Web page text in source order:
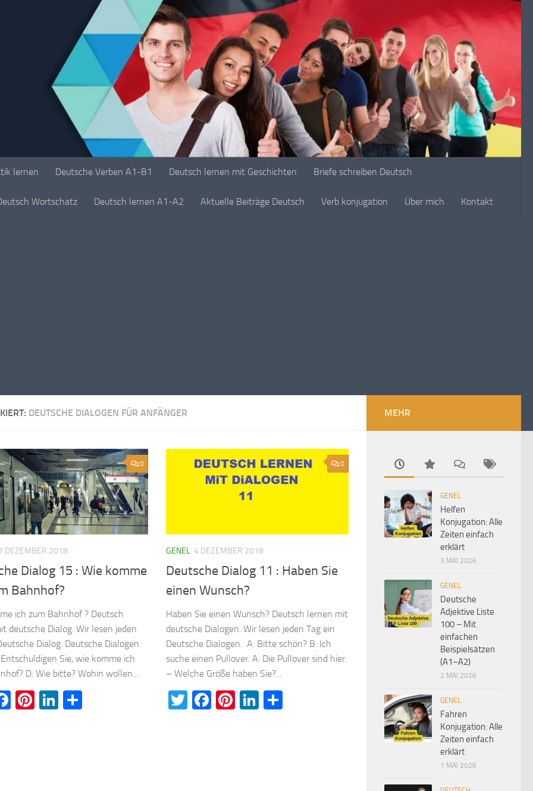
lernen Deutsche Verben A1-B1 Deutsch lernen mit Geschichten Briefe schreiben Deutsch
Wortschatz Deutsch lernen A1-A2 Aktuelle Beiträge Deutsch Verb konjugation Über mich Kontakt
DEUTSCHE DIALOGEN FÜR ANFÄNGER
0
DEZEMBER 2018
Dialog 15 : Wie komme
Bahnhof?
ich zum Bahnhof ? Deutsch
deutsche Dialog. Wir lesen jeden
Dialog. Deutsche Dialogen
Sie, wie komme ich
D: Wie bitte? Wohin wollen...
Facebook
Pinterest
LinkedIn
0
GENEL 4 DEZEMBER 2018
Deutsche Dialog 11 : Haben Sie
einen Wunsch?
Haben Sie einen Wunsch? Deutsch lernen mit
deutsche Dialogen. Wir lesen jeden Tag ein
Deutsche Dialogen. A: Bitte schön? B: Ich
suche einen Pullover. A: Die Pullover sind hier.
– Welche Größe haben Sie?...
Twitter
Facebook
Pinterest
LinkedIn
MEHR
GENEL
Helfen
Konjugation: Alle
Zeiten einfach
erklärt
3 MAI 2026
GENEL
Deutsche
Adjektive Liste
100 – Mit
einfachen
Beispielsätzen
(A1–A2)
2 MAI 2026
GENEL
Fahren
Konjugation: Alle
Zeiten einfach
erklärt
1 MAI 2026